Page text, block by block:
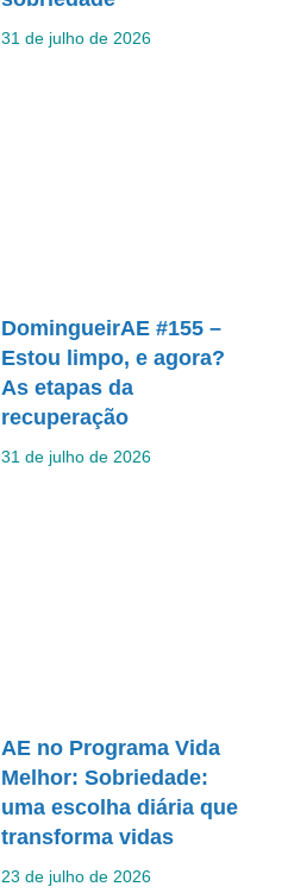
31 de julho de 2026
DomingueirAE #155 –
Estou limpo, e agora?
As etapas da
recuperação
31 de julho de 2026
AE no Programa Vida
Melhor: Sobriedade:
uma escolha diária que
transforma vidas
23 de julho de 2026